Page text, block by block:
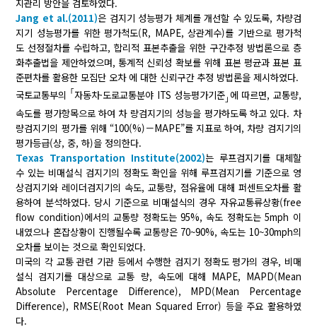
지관리 방안을 검토하였다.
Jang et al.(2011)은 검지기 성능평가 체계를 개선할 수 있도록, 차량검
지기 성능평가를 위한 평가척도(R, MAPE, 상관계수)를 기반으로 평가척
도 선정절차를 수립하고, 합리적 표본추출을 위한 구간추정 방법론으로 층
화추출법을 제안하였으며, 통계적 신뢰성 확보를 위해 표본 평균과 표본 표
준편차를 활용한 모집단 오차 에 대한 신뢰구간 추정 방법론을 제시하였다.
국토교통부의 ｢자동차·도로교통분야 ITS 성능평가기준｣ 에 따르면, 교통량,
속도를 평가항목으로 하여 차 량검지기의 성능을 평가하도록 하고 있다. 차
량검지기의 평가를 위해 “100(%)－MAPE”를 지표로 하여, 차량 검지기의
평가등급(상, 중, 하)을 정의한다.
Texas Transportation Institute(2002)는 루프검지기를 대체할
수 있는 비매설식 검지기의 정확도 확인을 위해 루프검지기를 기준으로 영
상검지기와 레이더검지기의 속도, 교통량, 점유율에 대해 퍼센트오차를 활
용하여 분석하였다. 당시 기준으로 비매설식의 경우 자유교통류상황(free
flow condition)에서의 교통량 정확도는 95%, 속도 정확도는 5mph 이
내였으나 혼잡상황이 진행될수록 교통량은 70~90%, 속도는 10~30mph의
오차를 보이는 것으로 확인되었다.
미국의 각 교통 관련 기관 등에서 수행한 검지기 정확도 평가의 경우, 비매
설식 검지기를 대상으로 교통 량, 속도에 대해 MAPE, MAPD(Mean
Absolute Percentage Difference), MPD(Mean Percentage
Difference), RMSE(Root Mean Squared Error) 등을 주요 활용하였
다.